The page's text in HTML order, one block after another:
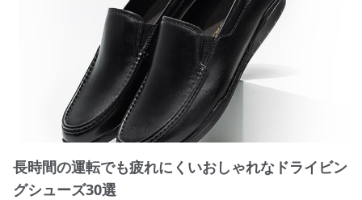
長時間の運転でも疲れにくいおしゃれなドライビン
グシューズ30選